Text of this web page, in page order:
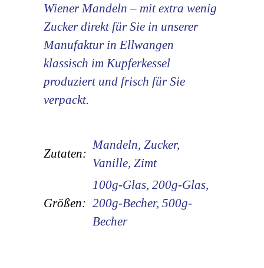
Wiener Mandeln – mit extra wenig
Zucker direkt für Sie in unserer
Manufaktur in Ellwangen
klassisch im Kupferkessel
produziert und frisch für Sie
verpackt.
Zutaten:
Mandeln, Zucker,
Vanille, Zimt
Größen:
100g-Glas, 200g-Glas,
200g-Becher, 500g-
Becher